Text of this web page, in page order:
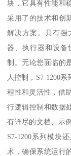
块，它具有性能和
采用了的技术和创
解决方案。具有强
器、执行器和设备
制。无论您面临的
人控制，S7-1200
程性和灵活性，借
行逻辑控制和数据
有详尽的文档、示
S7-1200系列模块
术，确保系统运行